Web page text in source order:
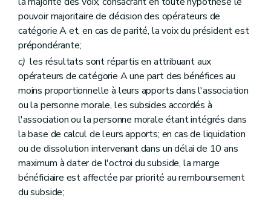
pouvoir majoritaire de décision des opérateurs de
catégorie A et, en cas de parité, la voix du président est
prépondérante;
c) les résultats sont répartis en attribuant aux
opérateurs de catégorie A une part des bénéfices au
moins proportionnelle à leurs apports dans l'association
ou la personne morale, les subsides accordés à
l'association ou la personne morale étant intégrés dans
la base de calcul de leurs apports; en cas de liquidation
ou de dissolution intervenant dans un délai de 10 ans
maximum à dater de l'octroi du subside, la marge
bénéficiaire est affectée par priorité au remboursement
du subside;